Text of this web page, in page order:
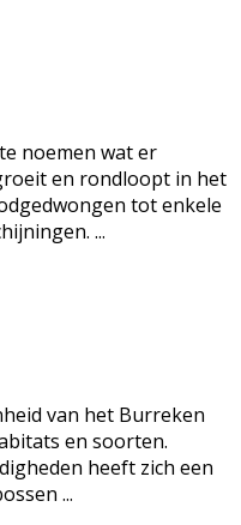
noemen wat er
en rondloopt in het
tot enkele
...
van het Burreken
en soorten.
heeft zich een
...